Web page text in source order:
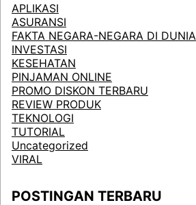
APLIKASI
ASURANSI
FAKTA NEGARA-NEGARA DI DUNIA
INVESTASI
KESEHATAN
PINJAMAN ONLINE
PROMO DISKON TERBARU
REVIEW PRODUK
TEKNOLOGI
TUTORIAL
Uncategorized
VIRAL
POSTINGAN TERBARU